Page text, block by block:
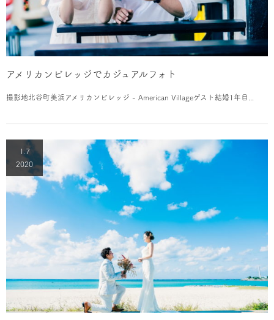
アメリカンビレッジでカジュアルフォト
撮影地北谷町美浜アメリカンビレッジ - American Villageゲスト結婚1年目...
1.7
2020